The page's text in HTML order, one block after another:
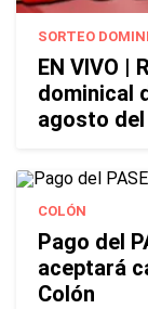
SORTEO
EN VIVO |
dominical
agosto del
COLÓN
Pago del
aceptará
Colón